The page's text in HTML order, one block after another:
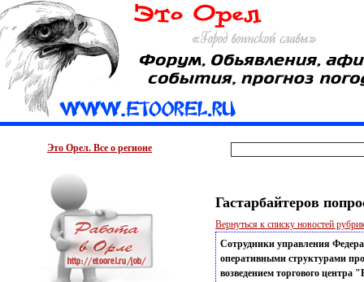
Это Орел. Все о регионе
Гастарбайтеров
Вернуться к списку новостей
Сотрудники управления
оперативными структурами
возведением торгового центра